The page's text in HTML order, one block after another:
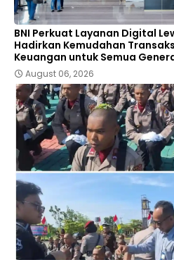
BNI Perkuat Layanan Digital
Hadirkan Kemudahan
Keuangan untuk Semua
August 06, 2026